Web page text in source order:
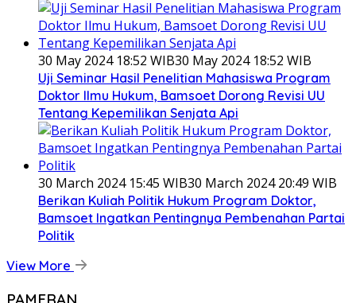
30 May 2024 18:52 WIB30 May 2024 18:52 WIB
Uji Seminar Hasil Penelitian Mahasiswa Program
Doktor Ilmu Hukum, Bamsoet Dorong Revisi UU
Tentang Kepemilikan Senjata Api
30 March 2024 15:45 WIB30 March 2024 20:49 WIB
Berikan Kuliah Politik Hukum Program Doktor,
Bamsoet Ingatkan Pentingnya Pembenahan Partai
Politik
View More
PAMERAN